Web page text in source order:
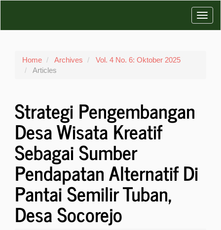
Home Archives
Vol. 4 No. 6: Oktober 2025
Articles
Strategi Pengembangan
Desa Wisata Kreatif
Sebagai Sumber
Pendapatan Alternatif Di
Pantai Semilir Tuban,
Desa Socorejo